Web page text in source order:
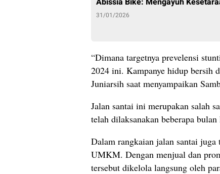
31/01/2026
“Dimana targetnya prevelensi
2024 ini. Kampanye hidup bersih
Juniarsih saat menyampaikan
Jalan santai ini merupakan salah
telah dilaksanakan beberapa bulan
Dalam rangkaian jalan santai
UMKM. Dengan menjual dan
tersebut dikelola langsung oleh